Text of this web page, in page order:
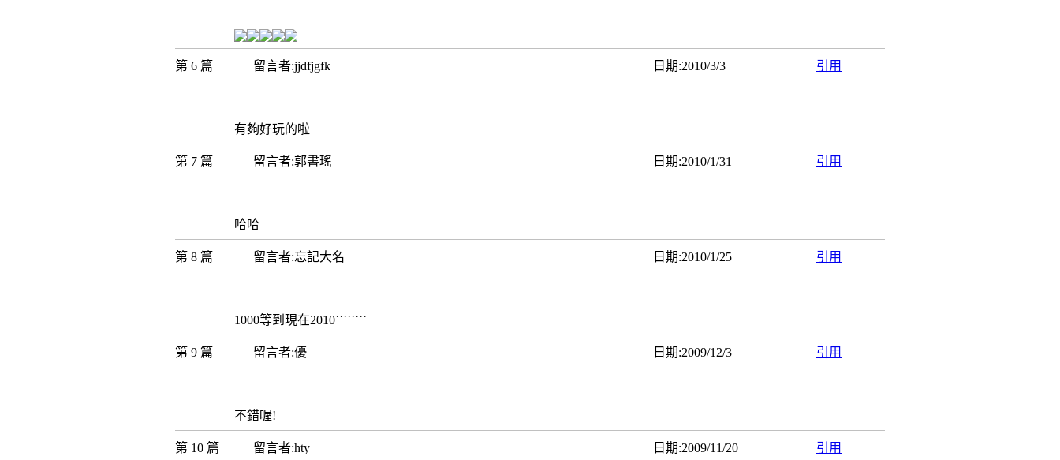
第 6 篇 留言者:jjdfjgfk 日期:2010/3/3 引用
有夠好玩的啦
第 7 篇 留言者:郭書瑤 日期:2010/1/31 引用
哈哈
第 8 篇 留言者:忘記大名 日期:2010/1/25 引用
1000等到現在2010˙˙˙˙˙˙˙˙
第 9 篇 留言者:優 日期:2009/12/3 引用
不錯喔!
第 10 篇 留言者:hty 日期:2009/11/20 引用